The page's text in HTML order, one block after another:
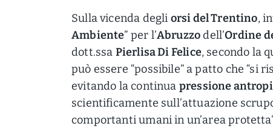
Sulla vicenda degli orsi del Trentino,
Ambiente” per l’Abruzzodell’Ordine
dott.ssa Pierlisa Di Felice, secondo la
può essere “possibile” a patto che “si
evitando la continua pressione
scientificamente sull’attuazione
comportanti umani in un’area